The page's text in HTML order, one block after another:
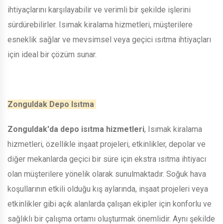
ihtiyaçlarını karşılayabilir ve verimli bir şekilde işlerini
sürdürebilirler. Isımak kiralama hizmetleri, müşterilere
esneklik sağlar ve mevsimsel veya geçici ısıtma ihtiyaçları
için ideal bir çözüm sunar.
Zonguldak Depo Isıtma
Zonguldak'da depo isıtma hizmetleri, Isımak kiralama
hizmetleri, özellikle inşaat projeleri, etkinlikler, depolar ve
diğer mekanlarda geçici bir süre için ekstra ısıtma ihtiyacı
olan müşterilere yönelik olarak sunulmaktadır. Soğuk hava
koşullarının etkili olduğu kış aylarında, inşaat projeleri veya
etkinlikler gibi açık alanlarda çalışan ekipler için konforlu ve
sağlıklı bir çalışma ortamı oluşturmak önemlidir. Aynı şekilde